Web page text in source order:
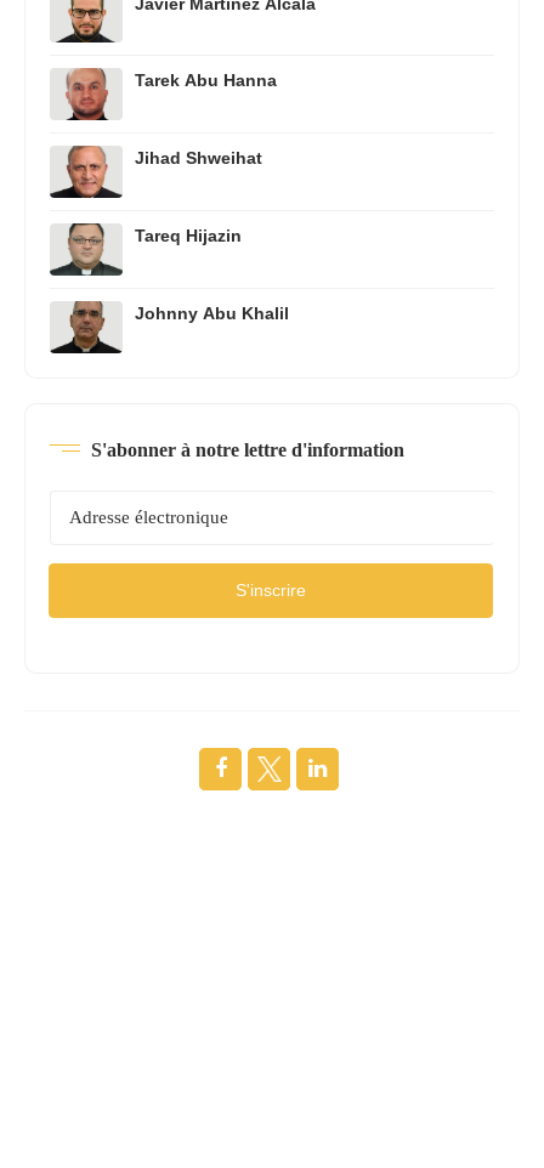
Tarek Abu Hanna
Jihad Shweihat
Tareq Hijazin
Johnny Abu Khalil
S'abonner à notre lettre d'information
S'inscrire